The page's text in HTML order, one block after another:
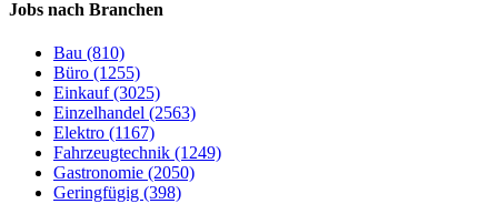
Jobs nach Branchen
Bau (810)
Büro (1255)
Einkauf (3025)
Einzelhandel (2563)
Elektro (1167)
Fahrzeugtechnik (1249)
Gastronomie (2050)
Geringfügig (398)